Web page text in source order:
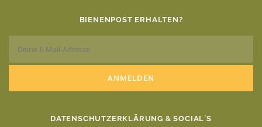
BIENENPOST ERHALTEN?
DATENSCHUTZERKLÄRUNG & SOCIAL`S